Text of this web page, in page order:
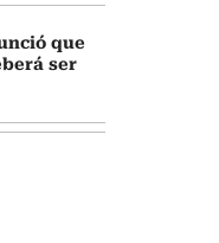
que
ser